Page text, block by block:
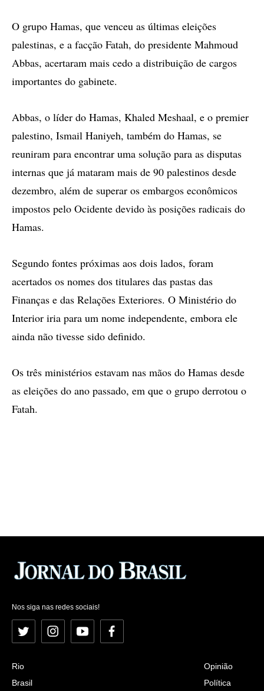
O grupo Hamas, que venceu as últimas eleições
palestinas, e a facção Fatah, do presidente Mahmoud
Abbas, acertaram mais cedo a distribuição de cargos
importantes do gabinete.
Abbas, o líder do Hamas, Khaled Meshaal, e o premier
palestino, Ismail Haniyeh, também do Hamas, se
reuniram para encontrar uma solução para as disputas
internas que já mataram mais de 90 palestinos desde
dezembro, além de superar os embargos econômicos
impostos pelo Ocidente devido às posições radicais do
Hamas.
Segundo fontes próximas aos dois lados, foram
acertados os nomes dos titulares das pastas das
Finanças e das Relações Exteriores. O Ministério do
Interior iria para um nome independente, embora ele
ainda não tivesse sido definido.
Os três ministérios estavam nas mãos do Hamas desde
as eleições do ano passado, em que o grupo derrotou o
Fatah.
Nos siga nas redes sociais!
Twitter InstagramYouTubeFacebook
Rio
Brasil
Opinião
Política